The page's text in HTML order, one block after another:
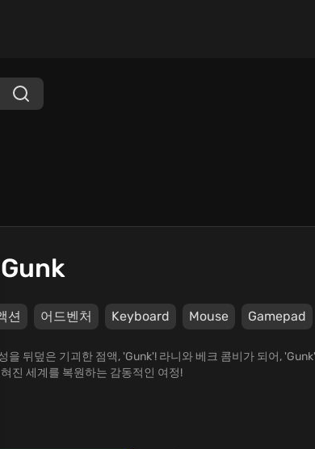
션 어드벤처 Keyboard Mouse Gamepad
을 뒤덮은 기괴한 점액, 'Gunk'! 라니와 베크 콤비가 되어,
진 세계를 복원하는 감동적인 여정!